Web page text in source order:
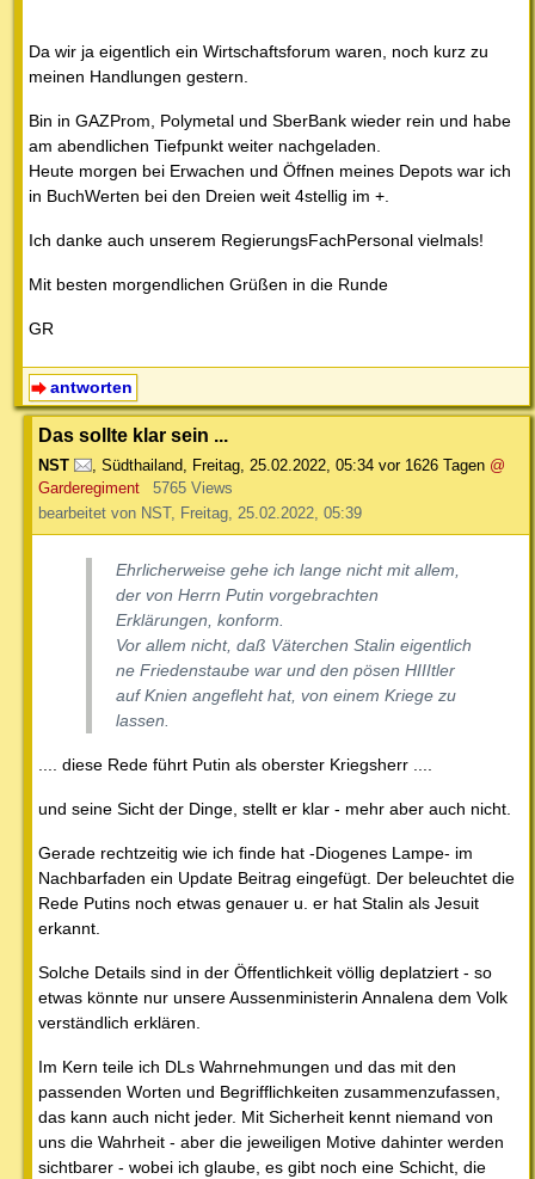
Da wir ja eigentlich ein Wirtschaftsforum waren, noch kurz zu
meinen Handlungen gestern.
Bin in GAZProm, Polymetal und SberBank wieder rein und habe
am abendlichen Tiefpunkt weiter nachgeladen.
Heute morgen bei Erwachen und Öffnen meines Depots war ich
in BuchWerten bei den Dreien weit 4stellig im +.
Ich danke auch unserem RegierungsFachPersonal vielmals!
Mit besten morgendlichen Grüßen in die Runde
GR
antworten
Das sollte klar sein ...
NST , Südthailand, Freitag, 25.02.2022, 05:34 vor 1626 Tagen @
Garderegiment
5765 Views
bearbeitet von NST, Freitag, 25.02.2022, 05:39
Ehrlicherweise gehe ich lange nicht mit allem,
der von Herrn Putin vorgebrachten
Erklärungen, konform.
Vor allem nicht, daß Väterchen Stalin eigentlich
ne Friedenstaube war und den pösen HIIItler
auf Knien angefleht hat, von einem Kriege zu
lassen.
.... diese Rede führt Putin als oberster Kriegsherr ....
und seine Sicht der Dinge, stellt er klar - mehr aber auch nicht.
Gerade rechtzeitig wie ich finde hat -Diogenes Lampe- im
Nachbarfaden ein Update Beitrag eingefügt. Der beleuchtet die
Rede Putins noch etwas genauer u. er hat Stalin als Jesuit
erkannt.
Solche Details sind in der Öffentlichkeit völlig deplatziert - so
etwas könnte nur unsere Aussenministerin Annalena dem Volk
verständlich erklären.
Im Kern teile ich DLs Wahrnehmungen und das mit den
passenden Worten und Begrifflichkeiten zusammenzufassen,
das kann auch nicht jeder. Mit Sicherheit kennt niemand von
uns die Wahrheit - aber die jeweiligen Motive dahinter werden
sichtbarer - wobei ich glaube, es gibt noch eine Schicht, die